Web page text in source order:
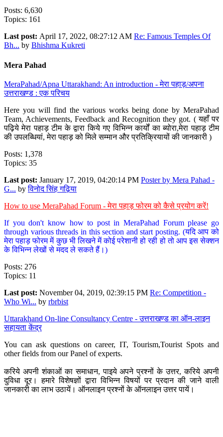
Posts: 6,630
Topics: 161
Last post: April 17, 2022, 08:27:12 AM Re: Famous Temples Of
Bh... by Bhishma Kukreti
Mera Pahad
MeraPahad/Apna Uttarakhand: An introduction - मेरा पहाड़/अपना
उत्तराखण्ड : एक परिचय
Here you will find the various works being done by MeraPahad
Team, Achievements, Feedback and Recognition they got. ( यहाँ पर
पढ़िये मेरा पहाड़ टीम के द्वारा किये गए विभिन्न कार्यों का ब्योरा,मेरा पहाड़ टीम
की उपलब्धियां, मेरा पहाड़ को मिले सम्मान और प्रतिक्रियायों की जानकारी )
Posts: 1,378
Topics: 35
Last post: January 17, 2019, 04:20:14 PM Poster by Mera Pahad -
G... byविनोद सिंह गढ़िया
How to use MeraPahad Forum - मेरा पहाड़ फोरम को कैसे प्रयोग करें!
If you don't know how to post in MeraPahad Forum please go
through various threads in this section and start posting. (यदि आप को
मेरा पहाड़ फोरम में कुछ भी लिखने में कोई परेशानी हो रही हो तो आप इस सेक्शन
के विभिन्न लेखों से मदद ले सकते हैं।)
Posts: 276
Topics: 11
Last post: November 04, 2019, 02:39:15 PM Re: Competition -
Who Wi... by rbrbist
Uttarakhand On-line Consultancy Centre - उत्तराखण्ड का ऑन-लाइन
सहायता केंद्र
You can ask questions on career, IT, Tourism,Tourist Spots and
other fields from our Panel of experts.
करिये अपनी शंकाओं का समाधान, पाइये अपने प्रश्नों के उत्तर, करिये अपनी
दुविधा दूर। हमारे विशेषज्ञों द्वारा विभिन्न विषयों पर प्रदान की जाने वाली
जानकारी का लाभ उठायें। ऑनलाइन प्रश्नों के ऑनलाइन उत्तर पायें।